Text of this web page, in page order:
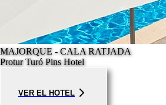
MAJORQUE - CALA RATJADA
Protur Turó Pins Hotel
VER EL HOTEL